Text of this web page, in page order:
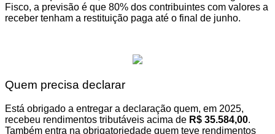
Fisco, a previsão é que 80% dos contribuintes com valores a
receber tenham a restituição paga até o final de junho.
Quem precisa declarar
Está obrigado a entregar a declaração quem, em 2025,
recebeu rendimentos tributáveis acima de R$ 35.584,00.
Também entra na obrigatoriedade quem teve rendimentos